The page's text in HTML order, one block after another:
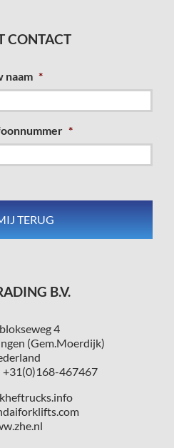
CONTACT
naam *
*
B.V.
4
(Gem.Moerdijk)
+31(0)168-467467